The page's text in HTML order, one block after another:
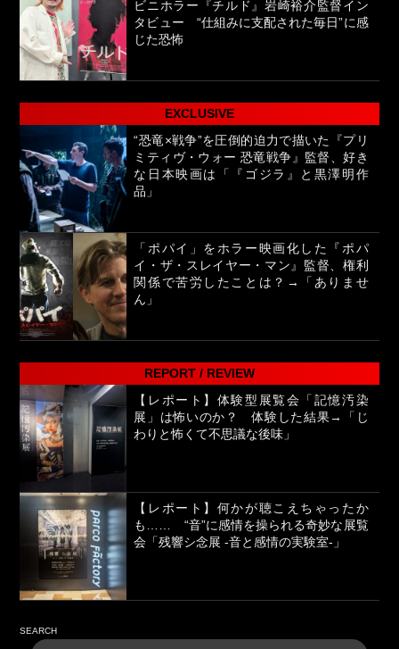
ビニホラー『チルド』岩崎裕介監督イン
タビュー “仕組みに支配された毎日”に感
じた恐怖
EXCLUSIVE
“恐竜×戦争”を圧倒的迫力で描いた『プリ
ミティヴ・ウォー 恐竜戦争』監督、好き
な日本映画は「『ゴジラ』と黒澤明作
品」
「ポパイ」をホラー映画化した『ポパ
イ・ザ・スレイヤー・マン』監督、権利
関係で苦労したことは？→「ありませ
ん」
REPORT / REVIEW
【レポート】体験型展覧会「記憶汚染
展」は怖いのか？ 体験した結果→「じ
わりと怖くて不思議な後味」
【レポート】何かが聴こえちゃったか
も…… “音”に感情を操られる奇妙な展覧
会「残響シ念展 -⾳と感情の実験室-」
SEARCH